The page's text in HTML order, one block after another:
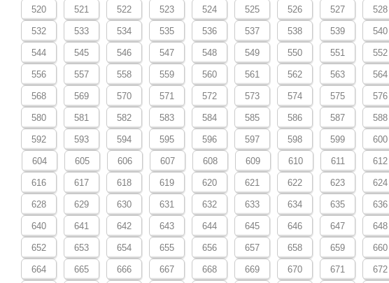
520 521 522 523 524 525 526 527 528
532 533 534 535 536 537 538 539 540
544 545 546 547 548 549 550 551 552
556 557 558 559 560 561 562 563 564
568 569 570 571 572 573 574 575 576
580 581 582 583 584 585 586 587 588
592 593 594 595 596 597 598 599 600
604 605 606 607 608 609 610 611 612
616 617 618 619 620 621 622 623 624
628 629 630 631 632 633 634 635 636
640 641 642 643 644 645 646 647 648
652 653 654 655 656 657 658 659 660
664 665 666 667 668 669 670 671 672